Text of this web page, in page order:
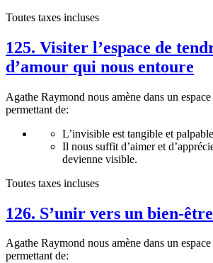
Toutes taxes incluses
125. Visiter l’espace de
d’amour qui nous entoure
Agathe Raymond nous amène dans un
permettant de:
L’invisible est tangible et
Il nous suffit d’aimer et
devienne visible.
Toutes taxes incluses
126. S’unir vers un bien-
Agathe Raymond nous amène dans un
permettant de: